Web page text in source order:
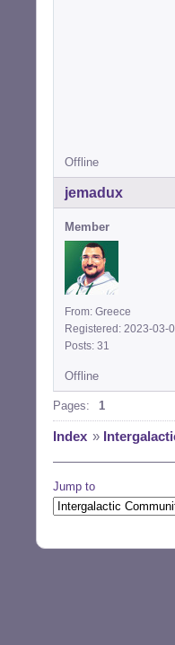
Offline
jemadux
Member
From: Greece
Registered: 2023-03-
Posts: 31
Offline
Pages: 1
Index »
Jump to